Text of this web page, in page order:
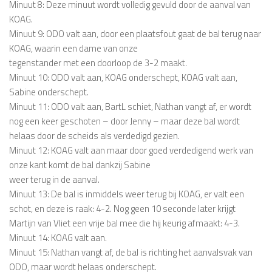
Minuut 8: Deze minuut wordt volledig gevuld door de aanval van
KOAG.
Minuut 9: ODO valt aan, door een plaatsfout gaat de bal terug naar
KOAG, waarin een dame van onze
tegenstander met een doorloop de 3-2 maakt.
Minuut 10: ODO valt aan, KOAG onderschept, KOAG valt aan,
Sabine onderschept.
Minuut 11: ODO valt aan, BartL schiet, Nathan vangt af, er wordt
nog een keer geschoten – door Jenny – maar deze bal wordt
helaas door de scheids als verdedigd gezien.
Minuut 12: KOAG valt aan maar door goed verdedigend werk van
onze kant komt de bal dankzij Sabine
weer terug in de aanval.
Minuut 13: De bal is inmiddels weer terug bij KOAG, er valt een
schot, en deze is raak: 4-2. Nog geen 10 seconde later krijgt
Martijn van Vliet een vrije bal mee die hij keurig afmaakt: 4-3.
Minuut 14: KOAG valt aan.
Minuut 15: Nathan vangt af, de bal is richting het aanvalsvak van
ODO, maar wordt helaas onderschept.